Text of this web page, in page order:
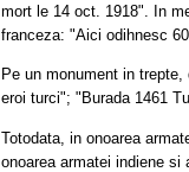
mort le 14 oct. 1918". In
franceza: "Aici odihnesc
Pe un monument in
eroi turci"; "Burada 1461
Totodata, in onoarea
onoarea armatei indiene